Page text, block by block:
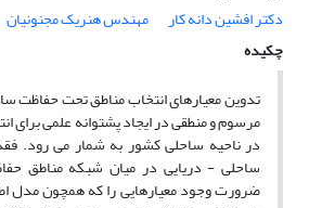
دکتر افشین دانه کار
مهندس هنریک مجنونیان
چکیده
تدوین معیارهای انتخاب مناطق تحت حفاظت
مرسوم و منطقی در ایجاد پشتوانه علمی برای
در ناحیه ساحلی کشور به شمار می رود.
ساحلی - دریایی در میان شبکه مناطق
ضرورت وجود معیارهایی را که همچون مدل